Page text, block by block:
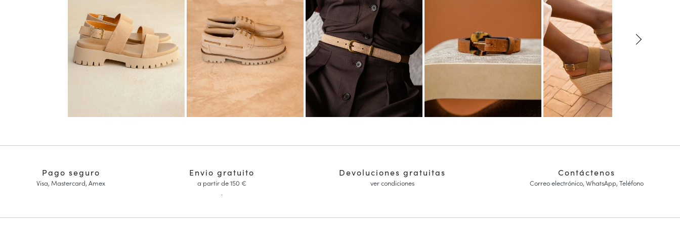
Envio gratuito
a partir de 150 €
.
Devoluciones gratuitas
ver condiciones
Pago seguro
Visa, Mastercard, Amex
Contáctenos
Correo electrónico, WhatsApp, Teléfono